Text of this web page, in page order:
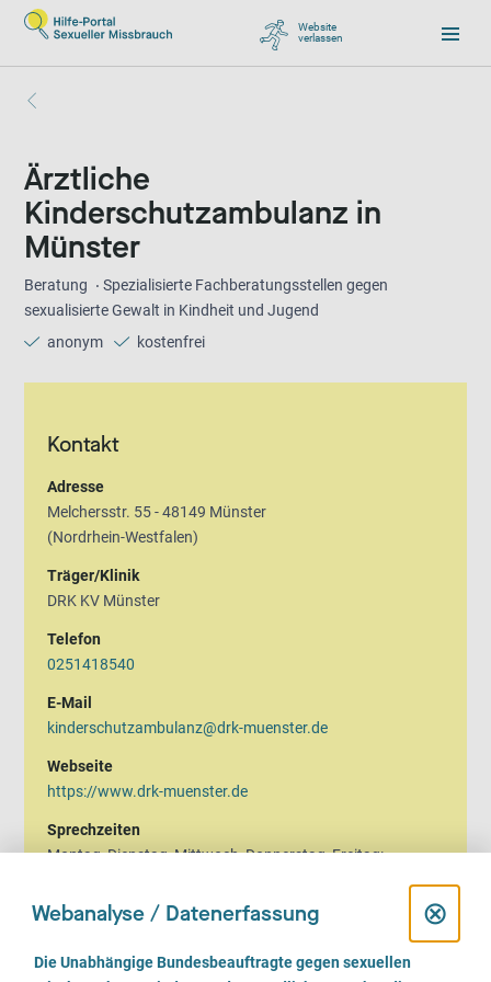
Website
verlassen , zu Google wechseln
Ärztliche
Kinderschutzambulanz in
Münster
Beratung
Spezialisierte Fachberatungsstellen gegen
sexualisierte Gewalt in Kindheit und Jugend
anonym
kostenfrei
Kontakt
Adresse
Melchersstr. 55 - 48149 Münster
(Nordrhein-Westfalen)
Träger/Klinik
DRK KV Münster
Telefon
0251418540
E-Mail
kinderschutzambulanz@drk-muenster.de
Webseite
https://www.drk-muenster.de
Sprechzeiten
Montag, Dienstag, Mittwoch, Donnerstag, Freitag:
Termine nach Vereinbarung nach 16:30
Webanalyse / Datenerfassung ⊗
D
i
E
i
Die Unabhängige Bundesbeauftragte gegen sexuellen